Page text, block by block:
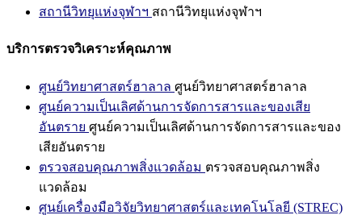
สถานีวิทยุแห่งจุฬาฯ สถานีวิทยุแห่งจุฬาฯ
บริการตรวจวิเคราะห์คุณภาพ
ศูนย์วิทยาศาสตร์ฮาลาล ศูนย์วิทยาศาสตร์ฮาลาล
ศูนย์ความเป็นเลิศด้านการจัดการสารและของเสีย
อันตราย ศูนย์ความเป็นเลิศด้านการจัดการสารและของ
เสียอันตราย
ตรวจสอบคุณภาพสิ่งแวดล้อม ตรวจสอบคุณภาพสิ่ง
แวดล้อม
ศูนย์เครื่องมือวิจัยวิทยาศาสตร์และเทคโนโลยี (STREC)